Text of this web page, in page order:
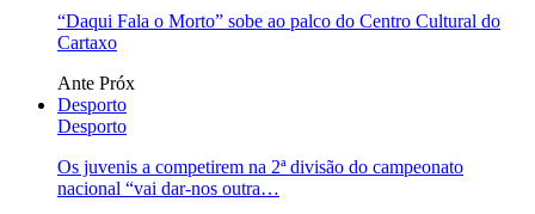
“Daqui Fala o Morto” sobe ao palco do Centro Cultural do
Cartaxo
Ante Próx
Desporto
Desporto
Os juvenis a competirem na 2ª divisão do campeonato
nacional “vai dar-nos outra…